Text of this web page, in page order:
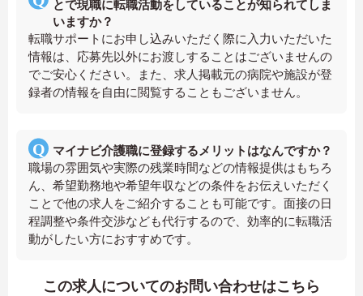
とで現職に転職活動をしていることが知られてしま
いますか？
転職サポートにお申し込みいただく際に入力いただいた
情報は、応募先以外にお渡しすることはございませんの
でご安心ください。また、求人掲載元の病院や施設が登
録者の情報を自由に閲覧することもございません。
マイナビ介護職に登録するメリットはなんですか？
職場の雰囲気や実際の残業時間などの情報提供はもちろ
ん、希望勤務地や希望年収などの条件をお伝えいただく
ことで他の求人をご紹介することも可能です。面接の日
程調整や条件交渉なども代行するので、効率的に転職活
動がしたい方におすすめです。
この求人についてのお問い合わせはこちら